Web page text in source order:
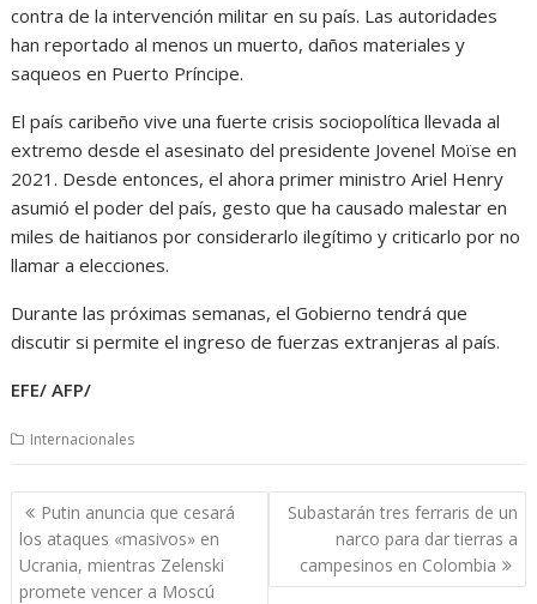
contra de la intervención militar en su país. Las autoridades
han reportado al menos un muerto, daños materiales y
saqueos en Puerto Príncipe.
El país caribeño vive una fuerte crisis sociopolítica llevada al
extremo desde el asesinato del presidente Jovenel Moïse en
2021. Desde entonces, el ahora primer ministro Ariel Henry
asumió el poder del país, gesto que ha causado malestar en
miles de haitianos por considerarlo ilegítimo y criticarlo por no
llamar a elecciones.
Durante las próximas semanas, el Gobierno tendrá que
discutir si permite el ingreso de fuerzas extranjeras al país.
EFE/ AFP/
Internacionales
Navegación
de
entradas
Putin anuncia que cesará
los ataques «masivos» en
Ucrania, mientras Zelenski
promete vencer a Moscú
Subastarán tres ferraris de un
narco para dar tierras a
campesinos en Colombia